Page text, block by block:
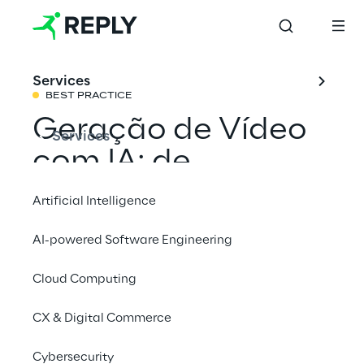
Services
Services
Artificial Intelligence
AI-powered Software Engineering
Cloud Computing
CX & Digital Commerce
Cybersecurity
BEST PRACTICE
Geração de Vídeo
com IA: de
Embaixadores de
Marca Virtuais
Produtos
Com os Reply AI Studios, criamos conteúdo